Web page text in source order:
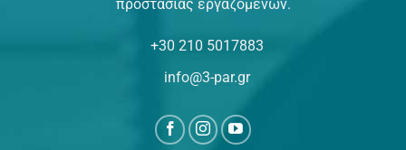
προστασίας εργαζομένων.
+30 210 5017883
info@3-par.gr